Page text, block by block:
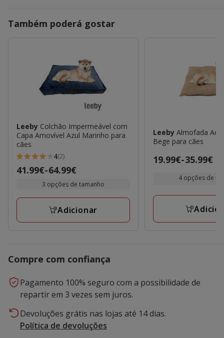
Também poderá gostar
Leeby Colchão Impermeável com
Capa Amovível Azul Marinho para
cães
4
estrelas
2
avaliações
4(2)
Preço
64.99€
41.99€-64.99€
3 opções de tamanho
Adicionar
LeebyAlmofada
Bege para cães
Preço
a
19.99€-35.99€
4 opções de
Compre com confiança
Pagamento 100% seguro com a possibilidade de
repartir em 3 vezes sem juros.
Devoluções grátis nas lojas até 14 dias.
Política de devoluções